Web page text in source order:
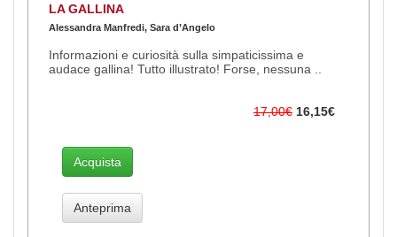
LA GALLINA
Alessandra Manfredi, Sara d’Angelo
Informazioni e curiosità sulla simpaticissima e
audace gallina! Tutto illustrato! Forse, nessuna ..
17,00€ 16,15€
Acquista
Anteprima